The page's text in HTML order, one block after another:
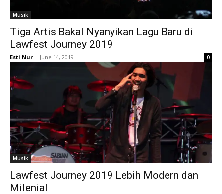
Musik
Tiga Artis Bakal Nyanyikan Lagu Baru di
Lawfest Journey 2019
Esti Nur - June 14, 2019 0
Musik
Lawfest Journey 2019 Lebih Modern dan
Milenial